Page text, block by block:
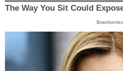
The Way You Sit Could
Brainberries